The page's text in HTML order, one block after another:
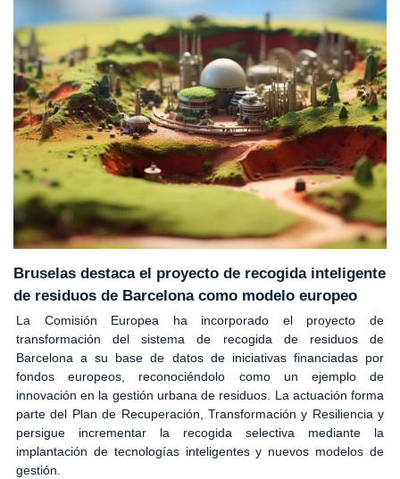
Bruselas destaca el proyecto de recogida inteligente
de residuos de Barcelona como modelo europeo
La Comisión Europea ha incorporado el proyecto de
transformación del sistema de recogida de residuos de
Barcelona a su base de datos de iniciativas financiadas por
fondos europeos, reconociéndolo como un ejemplo de
innovación en la gestión urbana de residuos. La actuación forma
parte del Plan de Recuperación, Transformación y Resiliencia y
persigue incrementar la recogida selectiva mediante la
implantación de tecnologías inteligentes y nuevos modelos de
gestión.